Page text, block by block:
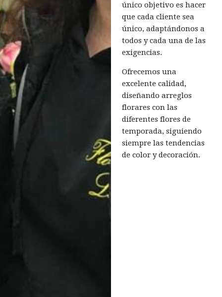
único objetivo es hacer
que cada cliente sea
único, adaptándonos a
todos y cada una de las
exigencias.
Ofrecemos una
excelente calidad,
diseñando arreglos
florares con las
diferentes flores de
temporada, siguiendo
siempre las tendencias
de color y decoración.